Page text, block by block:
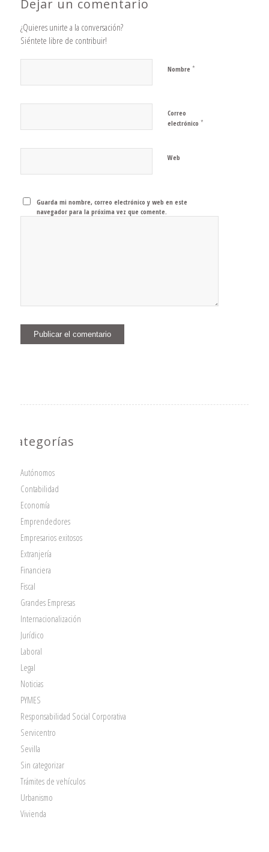
Dejar un comentario
¿Quieres unirte a la conversación?
Siéntete libre de contribuir!
Nombre *
Correo
electrónico *
Web
Guarda mi nombre, correo electrónico y web en este
navegador para la próxima vez que comente.
Categorías
Autónomos
Contabilidad
Economía
Emprendedores
Empresarios exitosos
Extranjería
Financiera
Fiscal
Grandes Empresas
Internacionalización
Jurídico
Laboral
Legal
Noticias
PYMES
Responsabilidad Social Corporativa
Servicentro
Sevilla
Sin categorizar
Trámites de vehículos
Urbanismo
Vivienda